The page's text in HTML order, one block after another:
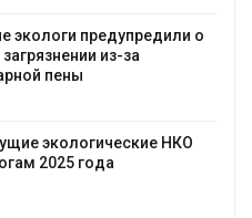
экологи предупредили о
из-за
пены
экологические НКО
2025 года